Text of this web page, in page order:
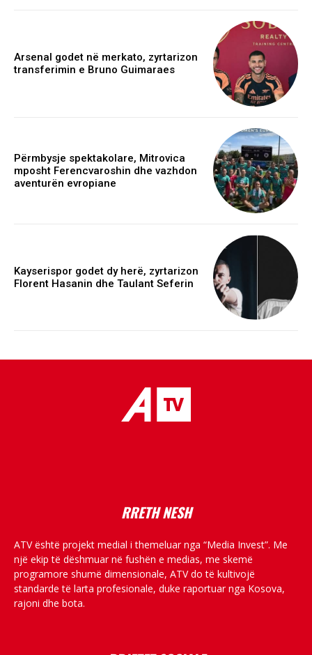
Arsenal godet në merkato, zyrtarizon
transferimin e Bruno Guimaraes
Përmbysje spektakolare, Mitrovica
mposht Ferencvaroshin dhe vazhdon
aventurën evropiane
Kayserispor godet dy herë, zyrtarizon
Florent Hasanin dhe Taulant Seferin
RRETH NESH
ATV është projekt medial i themeluar nga “Media Invest”. Me
një ekip të dëshmuar në fushën e medias, me skemë
programore shumë dimensionale, ATV do të kultivojë
standarde të larta profesionale, duke raportuar nga Kosova,
rajoni dhe bota.